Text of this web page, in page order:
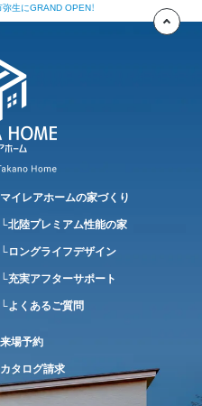
生にGRAND OPEN！
マイレアホームの家づくり
└北陸プレミアム性能の家
└ロングライフデザイン
└充実アフターサポート
└よくあるご質問
来場予約
カタログ請求